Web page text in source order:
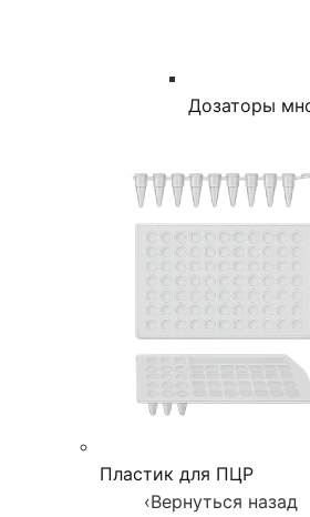
Дозаторы
Пластик для ПЦР
‹Вернуться назад